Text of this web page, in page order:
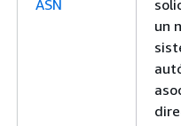
ASN
un